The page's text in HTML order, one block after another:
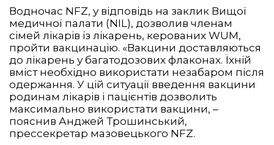
Водночас NFZ, у відповідь на заклик Вищої
медичної палати (NIL), дозволив членам
сімей лікарів із лікарень, керованих WUM,
пройти вакцинацію. «Вакцини доставляються
до лікарень у багатодозових флаконах. Їхній
вміст необхідно використати незабаром після
одержання. У цій ситуації введення вакцини
родинам лікарів і пацієнтів дозволить
максимально використати вакцини, –
пояснив Анджей Трошинський,
прессекретар мазовецького NFZ.